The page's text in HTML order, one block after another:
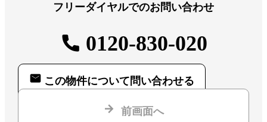
フリーダイヤルでのお問い合わせ
0120-830-020
この物件について問い合わせる
前画面へ